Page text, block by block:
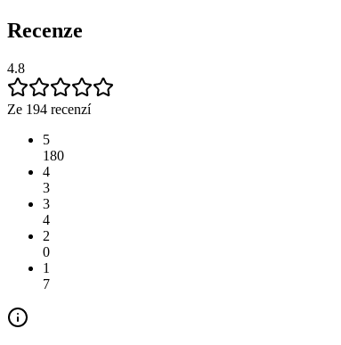
Recenze
4.8
Ze 194 recenzí
5
180
4
3
3
4
2
0
1
7